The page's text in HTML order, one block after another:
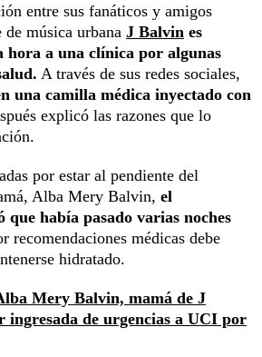
entre sus fanáticos y amigos
de música urbana J Balvin es
hora a una clínica por algunas
A través de sus redes sociales,
una camilla médica inyectado con
explicó las razones que lo
por estar al pendiente del
Alba Mery Balvin, el
que había pasado varias noches
recomendaciones médicas debe
hidratado.
Mery Balvin, mamá de J
ingresada de urgencias a UCI por